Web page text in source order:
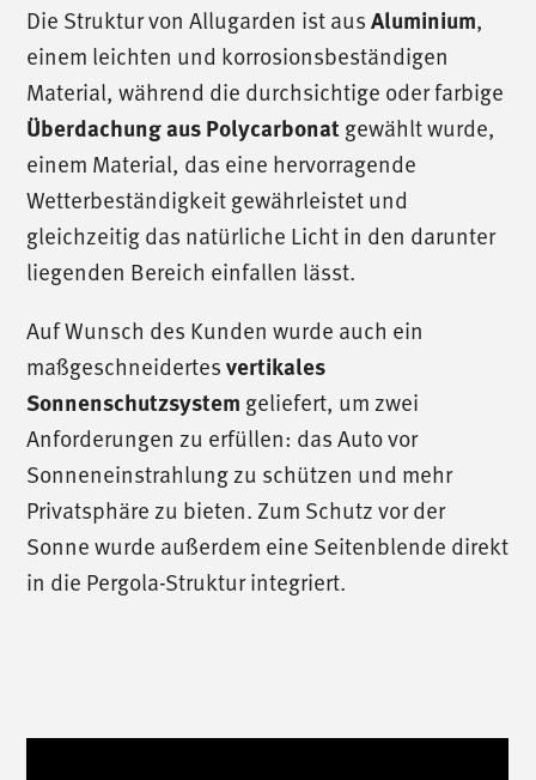
Die Struktur von Allugarden ist ausAluminium,
einem leichten und korrosionsbeständigen
Material, während die durchsichtige oder farbige
Überdachung aus Polycarbonatgewählt wurde,
einem Material, das eine hervorragende
Wetterbeständigkeit gewährleistet und
gleichzeitig das natürliche Licht in den darunter
liegenden Bereich einfallen lässt.
Auf Wunsch des Kunden wurde auch ein
maßgeschneidertesvertikales
Sonnenschutzsystem geliefert, um zwei
Anforderungen zu erfüllen: das Auto vor
Sonneneinstrahlung zu schützen und mehr
Privatsphäre zu bieten. Zum Schutz vor der
Sonne wurde außerdem eine Seitenblende direkt
in die Pergola-Struktur integriert.